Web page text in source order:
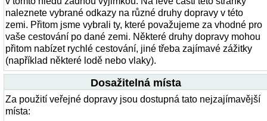
naleznete vybrané odkazy na různé druhy dopravy v této
zemi. Přitom jsme vybrali ty, které považujeme za vhodné pro
vaše cestování po dané zemi. Některé druhy dopravy mohou
přitom nabízet rychlé cestování, jiné třeba zajímavé zážitky
(například některé lodě nebo vlaky).
Dosažitelná místa
Za použití veřejné dopravy jsou dostupná tato nejzajímavější
místa: